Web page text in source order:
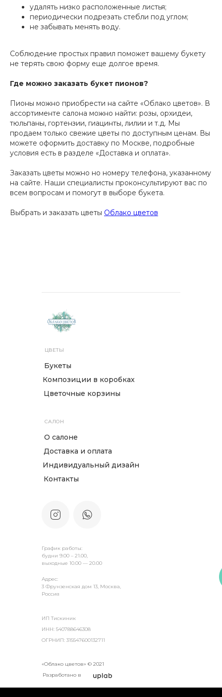
удалять низко расположенные листья;
периодически подрезать стебли под углом;
не забывать менять воду.
Соблюдение простых правил поможет вашему букету
не терять свою форму еще долгое время.
Где можно заказать букет пионов?
Пионы можно приобрести на сайте «Облако цветов». В
ассортименте салона можно найти: розы, орхидеи,
тюльпаны, гортензии, гиацинты, лилии и т.д. Мы
продаем только свежие цветы по доступным ценам. Вы
можете оформить доставку по Москве, подробные
условия есть в разделе «Доставка и оплата».
Заказать цветы можно но номеру телефона, указанному
на сайте. Наши специалисты проконсультируют вас по
всем вопросам и помогут в выборе букета.
Выбрать и заказать цветы Облако цветов
Букеты
О салоне
ЦВЕТЫ
САЛОН
Композиции в коробках
Доставка и оплата
Цветочные корзины
Индивидуальный дизайн
Контакты
«Облако цветов» © 2021
Разработано в
ИП Тискиник
ИНН: 540788646308
ОГРНИП: 315547600132711
Адрес:
3 Фрунзенская дом 13, Москва,
Россия
График работы:
будни 9.00 – 21.00,
выходные 10.00 — 20.00